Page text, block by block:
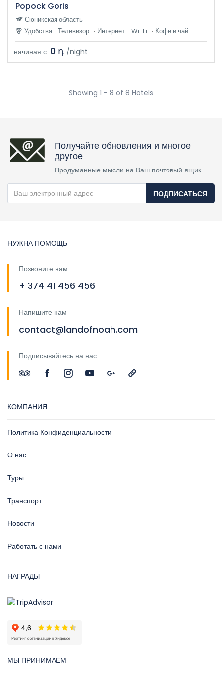
Popock Goris
Удобства: Телевизор Интернет - Wi-Fi Кофе и чай
Сюникская область
начиная с 0 դ /night
Showing 1 - 8 of 8 Hotels
Получайте обновления и многое
другое
Продуманные мысли на Ваш почтовый ящик
ПОДПИСАТЬСЯ
НУЖНА ПОМОЩЬ
Позвоните нам
+ 374 41 456 456
Напишите нам
contact@landofnoah.com
Подписывайтесь на нас
КОМПАНИЯ
Политика Конфиденциальности
О нас
Туры
Транспорт
Новости
Работать с нами
НАГРАДЫ
МЫ ПРИНИМАЕМ